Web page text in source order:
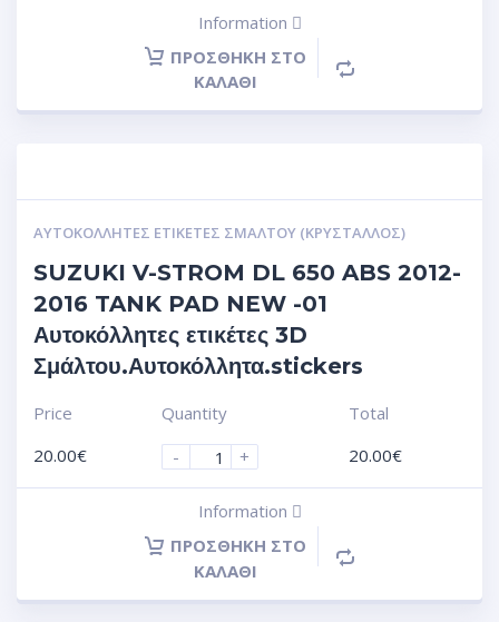
Information
ΠΡΟΣΘΉΚΗ ΣΤΟ
ΚΑΛΆΘΙ
ΑΥΤΟΚΌΛΛΗΤΕΣ ΕΤΙΚΈΤΕΣ ΣΜΆΛΤΟΥ (ΚΡΥΣΤΑΛΛΟΣ)
SUZUKI V-STROM DL 650 ABS 2012-
2016 TANK PAD NEW -01
Αυτοκόλλητες ετικέτες 3D
Σμάλτου.Αυτοκόλλητα.stickers
Price
20.00€
Quantity
-
+
Total
20.00€
Information
ΠΡΟΣΘΉΚΗ ΣΤΟ
ΚΑΛΆΘΙ